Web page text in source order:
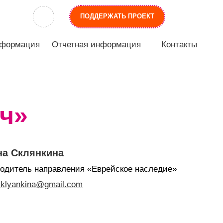
ПОДДЕРЖАТЬ ПРОЕКТ
Отчетная информация Контакты
Склянкина
направления «Еврейское наследие»